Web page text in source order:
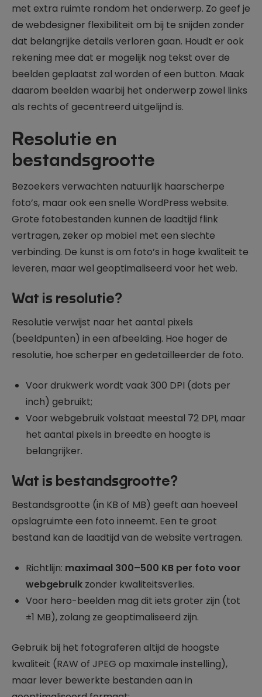
met extra ruimte rondom het onderwerp. Zo geef je
de webdesigner flexibiliteit om bij te snijden zonder
dat belangrijke details verloren gaan. Houdt er ook
rekening mee dat er mogelijk nog tekst over de
beelden geplaatst zal worden of een button. Maak
daarom beelden waarbij het onderwerp zowel links
als rechts of gecentreerd uitgelijnd is.
Resolutie en
bestandsgrootte
Bezoekers verwachten natuurlijk haarscherpe
foto’s, maar ook een snelle WordPress website.
Grote fotobestanden kunnen de laadtijd flink
vertragen, zeker op mobiel met een slechte
verbinding. De kunst is om foto’s in hoge kwaliteit te
leveren, maar wel geoptimaliseerd voor het web.
Wat is resolutie?
Resolutie verwijst naar het aantal pixels
(beeldpunten) in een afbeelding. Hoe hoger de
resolutie, hoe scherper en gedetailleerder de foto.
Voor drukwerk wordt vaak 300 DPI (dots per
inch) gebruikt;
Voor webgebruik volstaat meestal 72 DPI, maar
het aantal pixels in breedte en hoogte is
belangrijker.
Wat is bestandsgrootte?
Bestandsgrootte (in KB of MB) geeft aan hoeveel
opslagruimte een foto inneemt. Een te groot
bestand kan de laadtijd van de website vertragen.
Richtlijn: maximaal 300–500 KB per foto voor
webgebruik zonder kwaliteitsverlies.
Voor hero-beelden mag dit iets groter zijn (tot
±1 MB), zolang ze geoptimaliseerd zijn.
Gebruik bij het fotograferen altijd de hoogste
kwaliteit (RAW of JPEG op maximale instelling),
maar lever bewerkte bestanden aan in